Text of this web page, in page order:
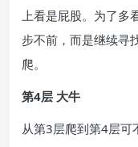
上看是屁股。为了多
步不前，而是继续寻
爬。
第4层 大牛
从第3层爬到第4层可